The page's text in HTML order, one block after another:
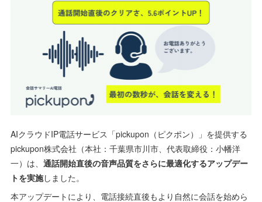
AIクラウドIP電話サービス「pickupon（ピクポン）」を提供する
pickupon株式会社（本社：千葉県市川市、代表取締役：小幡洋
一）は、通話開始直後の音声品質をさらに最適化するアップデー
トを実施しました。
本アップデートにより、電話接続直後もより自然に会話を始めら